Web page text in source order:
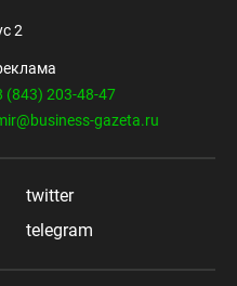
2
(843) 203-48-47
gazeta.ru
twitter
telegram